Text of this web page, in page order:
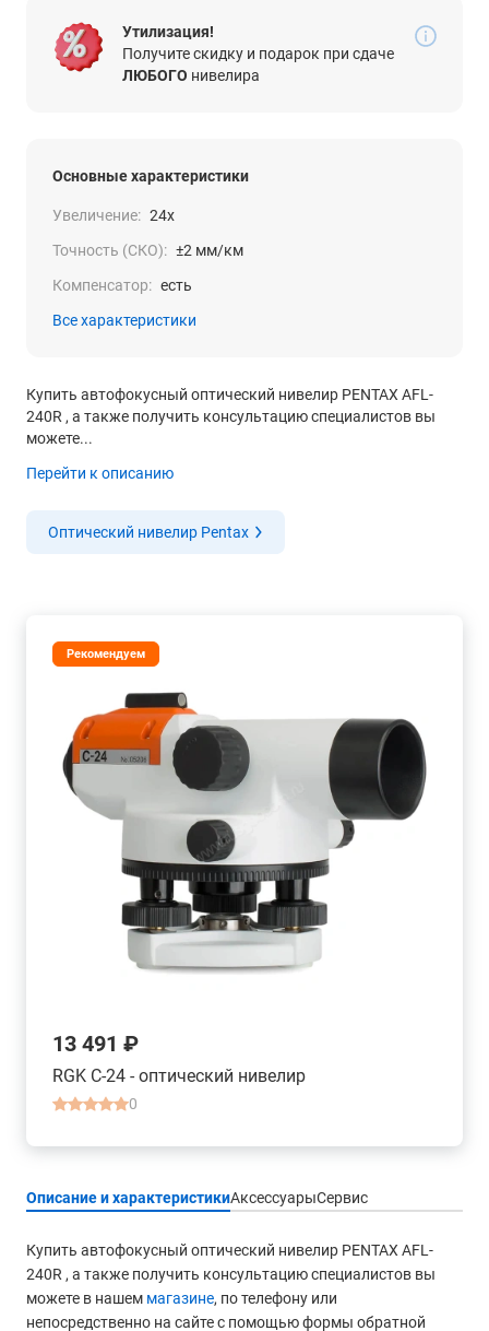
Утилизация!
Получите скидку и подарок при сдаче
ЛЮБОГО нивелира
Основные характеристики
Увеличение: 24x
Точность (СКО): ±2 мм/км
Компенсатор: есть
Все характеристики
Купить автофокусный оптический нивелир PENTAX AFL-
240R , а также получить консультацию специалистов вы
можете...
Перейти к описанию
Оптический нивелир Pentax
Рекомендуем
13 491 ₽
RGK C-24 - оптический нивелир
0
Описание и характеристикиАксессуарыСервис
Купить автофокусный оптический нивелир PENTAX AFL-
240R , а также получить консультацию специалистов вы
можете в нашем магазине, по телефону или
непосредственно на сайте с помощью формы обратной